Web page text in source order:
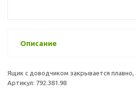
Описание
Ящик с доводчиком закрывается плавно,
Артикул: 792.381.98